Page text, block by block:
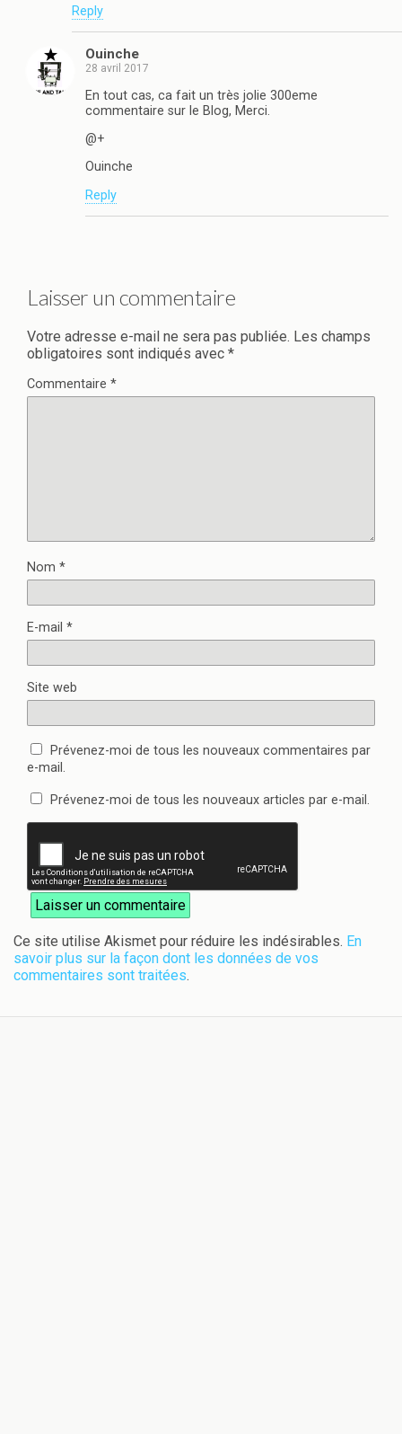
Reply
Ouinche
28 avril 2017
En tout cas, ca fait un très jolie 300eme
commentaire sur le Blog, Merci.
@+
Ouinche
Reply
Laisser un commentaire
Votre adresse e-mail ne sera pas publiée. Les champs
obligatoires sont indiqués avec *
Commentaire *
Nom *
E-mail *
Site web
Prévenez-moi de tous les nouveaux commentaires par
e-mail.
Prévenez-moi de tous les nouveaux articles par e-mail.
Ce site utilise Akismet pour réduire les indésirables. En
savoir plus sur la façon dont les données de vos
commentaires sont traitées.